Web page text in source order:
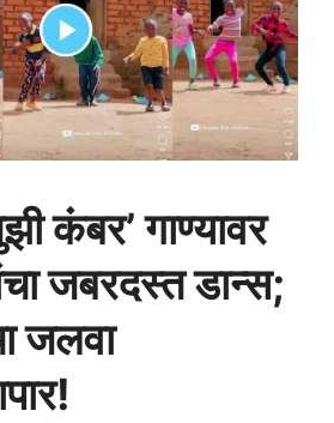
कंबर’ गाण्यावर
जबरदस्त डान्स;
जलवा